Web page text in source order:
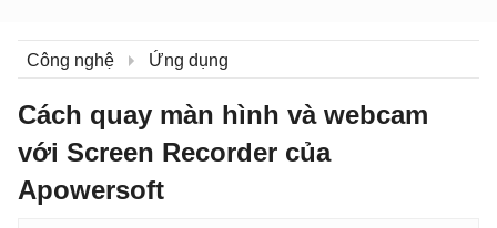
Công nghệ Ứng dụng
Cách quay màn hình và webcam
với Screen Recorder của
Apowersoft